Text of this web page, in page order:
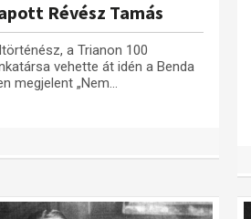
Révész Tamás
a Trianon 100
vehette át idén a Benda
megjelent „Nem...